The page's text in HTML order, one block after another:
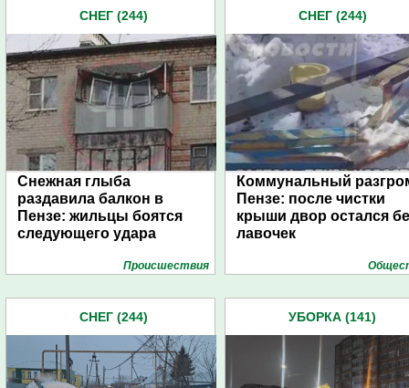
СНЕГ (244)
Снежная глыба
раздавила балкон в
Пензе: жильцы боятся
следующего удара
Проиcшествия
СНЕГ (244)
Коммунальный
Пензе: после чистки
крыши двор остался
лавочек
СНЕГ (244) УБОРКА (141)